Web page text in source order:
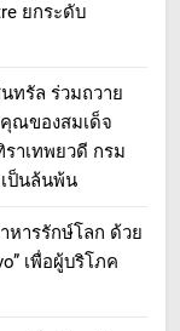
ยกระดับ
ทรัล ร่วมถวาย
ณของสมเด็จ
ราเทพยวดี กรม
ป็นล้นพ้น
ารรักษ์โลก ด้วย
เพื่อผู้บริโภค